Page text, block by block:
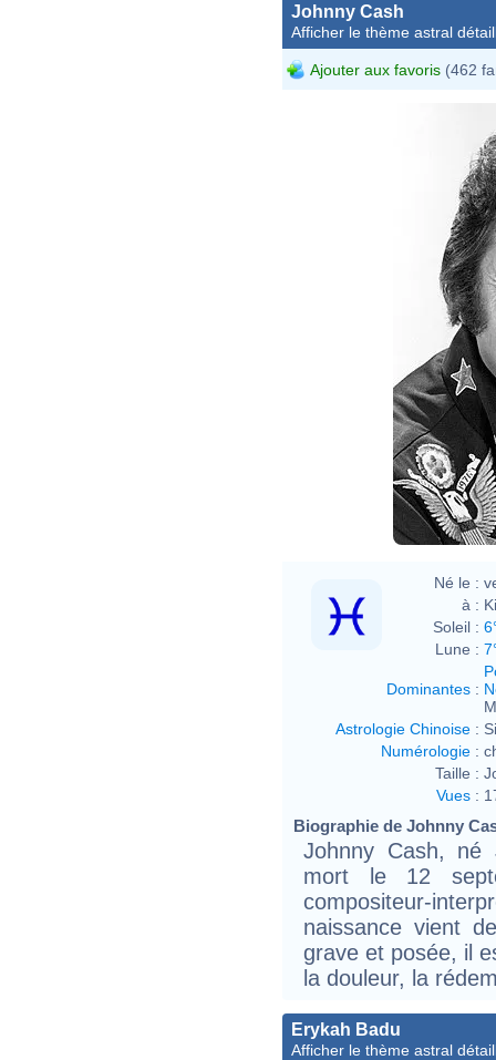
Johnny Cash
Afficher le thème astral
Ajouter aux favoris (462
Né le :
à :
Soleil :
Lune :
Dominantes :
Astrologie Chinoise :
Numérologie :
Taille :
Vues :
Biographie de Johnny
Johnny Cash, né
mort le 12
compositeur-
naissance vient
grave et posée, il
la douleur, la
Erykah Badu
Afficher le thème astral